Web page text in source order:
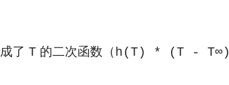
了 T 的二次函数（ h(T) * (T - T∞)